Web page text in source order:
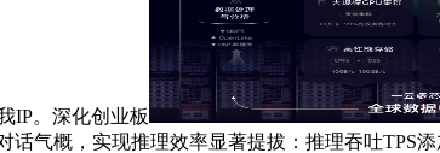
IP。深化创业板
气概，实现推理效率显著提拔：推理吞吐TPS